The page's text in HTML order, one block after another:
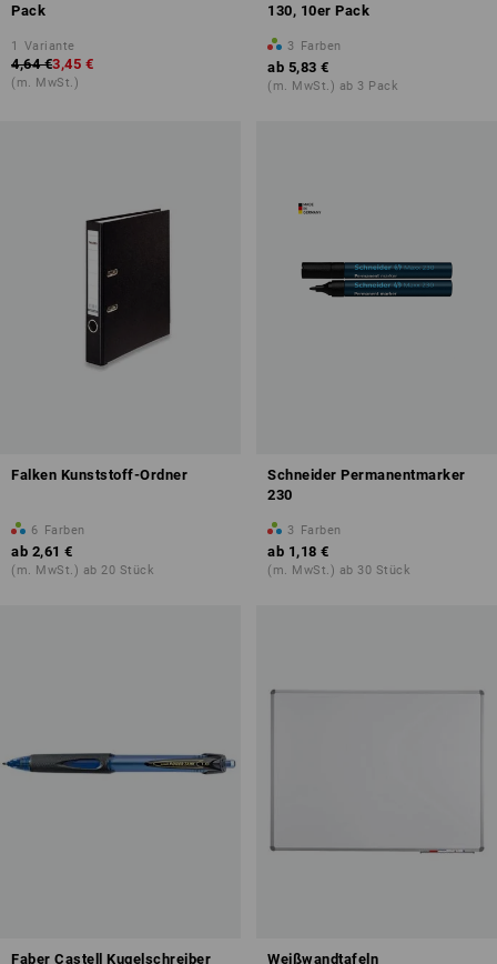
Pack
1 Variante
4,64 €3,45 €
(m. MwSt.)
130, 10er Pack
3 Farben
ab 5,83 €
(m. MwSt.) ab 3 Pack
Falken Kunststoff-Ordner
6 Farben
ab 2,61 €
(m. MwSt.) ab 20 Stück
Schneider Permanentmarker
230
3 Farben
ab 1,18 €
(m. MwSt.) ab 30 Stück
Faber Castell Kugelschreiber Weißwandtafeln